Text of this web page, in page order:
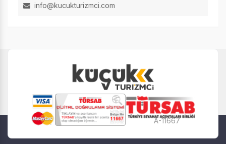
info@kucukturizmci.com
A-11667